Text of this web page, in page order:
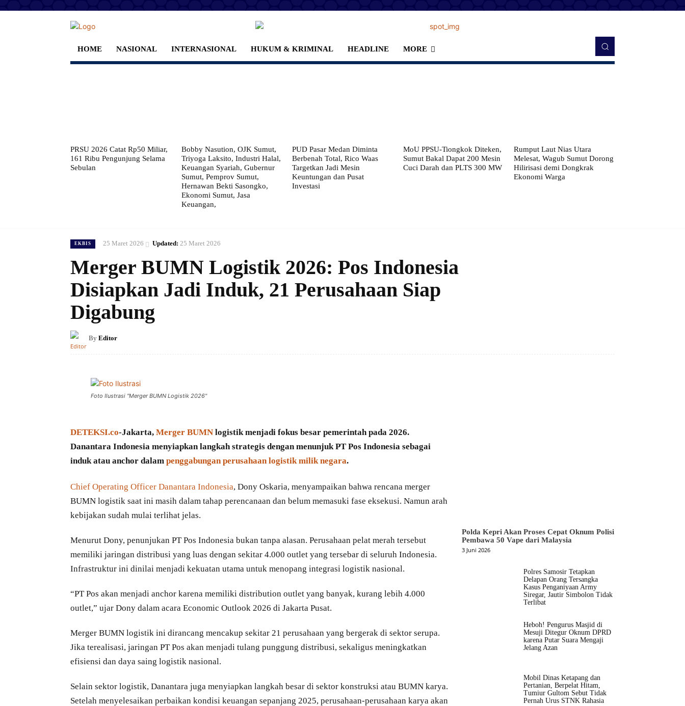
HOME NASIONAL INTERNASIONAL HUKUM & KRIMINAL HEADLINE MORE
PRSU 2026 Catat Rp50 Miliar,
161 Ribu Pengunjung Selama
Sebulan
Bobby Nasution, OJK Sumut,
Triyoga Laksito, Industri Halal,
Keuangan Syariah, Gubernur
Sumut, Pemprov Sumut,
Hernawan Bekti Sasongko,
Ekonomi Sumut, Jasa
Keuangan,
PUD Pasar Medan Diminta
Berbenah Total, Rico Waas
Targetkan Jadi Mesin
Keuntungan dan Pusat
Investasi
MoU PPSU-Tiongkok Diteken,
Sumut Bakal Dapat 200 Mesin
Cuci Darah dan PLTS 300 MW
Rumput Laut Nias Utara
Melesat, Wagub Sumut Dorong
Hilirisasi demi Dongkrak
Ekonomi Warga
EKBIS 25 Maret 2026 Updated: 25 Maret 2026
Merger BUMN Logistik 2026: Pos Indonesia
Disiapkan Jadi Induk, 21 Perusahaan Siap
Digabung
By Editor
Foto Ilustrasi "Merger BUMN Logistik 2026"
DETEKSI.co-Jakarta, Merger BUMN logistik menjadi fokus besar pemerintah pada 2026.
Danantara Indonesia menyiapkan langkah strategis dengan menunjuk PT Pos Indonesia sebagai
induk atau anchor dalam penggabungan perusahaan logistik milik negara.
Chief Operating Officer Danantara Indonesia, Dony Oskaria, menyampaikan bahwa rencana merger
BUMN logistik saat ini masih dalam tahap perencanaan dan belum memasuki fase eksekusi. Namun arah
kebijakan sudah mulai terlihat jelas.
Menurut Dony, penunjukan PT Pos Indonesia bukan tanpa alasan. Perusahaan pelat merah tersebut
memiliki jaringan distribusi yang luas dengan sekitar 4.000 outlet yang tersebar di seluruh Indonesia.
Infrastruktur ini dinilai menjadi kekuatan utama untuk menopang integrasi logistik nasional.
“PT Pos akan menjadi anchor karena memiliki distribution outlet yang banyak, kurang lebih 4.000
outlet,” ujar Dony dalam acara Economic Outlook 2026 di Jakarta Pusat.
Merger BUMN logistik ini dirancang mencakup sekitar 21 perusahaan yang bergerak di sektor serupa.
Jika terealisasi, jaringan PT Pos akan menjadi tulang punggung distribusi, sekaligus meningkatkan
efisiensi dan daya saing logistik nasional.
Selain sektor logistik, Danantara juga menyiapkan langkah besar di sektor konstruksi atau BUMN karya.
Setelah menyelesaikan perbaikan kondisi keuangan sepanjang 2025, perusahaan-perusahaan karya akan
Polda Kepri Akan Proses Cepat Oknum Polisi
Pembawa 50 Vape dari Malaysia
3 Juni 2026
Polres Samosir Tetapkan
Delapan Orang Tersangka
Kasus Penganiyaan Army
Siregar, Jautir Simbolon Tidak
Terlibat
Heboh! Pengurus Masjid di
Mesuji Ditegur Oknum DPRD
karena Putar Suara Mengaji
Jelang Azan
Mobil Dinas Ketapang dan
Pertanian, Berpelat Hitam,
Tumiur Gultom Sebut Tidak
Pernah Urus STNK Rahasia